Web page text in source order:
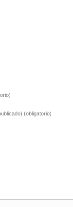
(obligatorio)